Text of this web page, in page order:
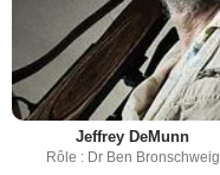
Jeffrey DeMunn
Rôle : Dr Ben Bronschweig